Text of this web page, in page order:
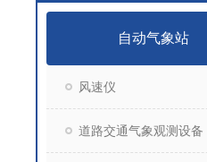
自动气象站
风速仪
道路交通气象观测设备